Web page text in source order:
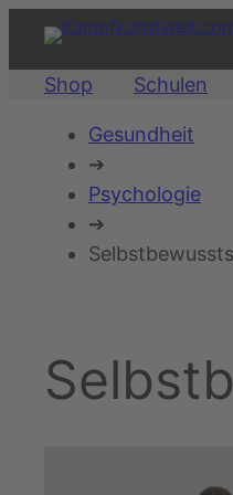
Zum
springen
Shop Schulen
Gesundheit
➔
Psychologie
➔